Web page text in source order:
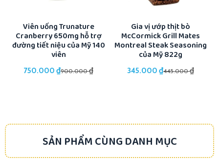
Viên uống Trunature
Cranberry 650mg hỗ trợ
đường tiết niệu của Mỹ 140
viên
900.000₫
750.000 ₫
Gia vị ướp thịt bò
McCormick Grill Mates
Montreal Steak Seasoning
của Mỹ 822g
445.000₫
345.000 ₫
SẢN PHẨM CÙNG DANH MỤC